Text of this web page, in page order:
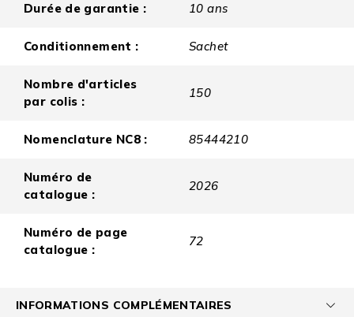
Durée de garantie : 10 ans
Conditionnement : Sachet
Nombre d'articles
par colis :
150
Nomenclature NC8 : 85444210
Numéro de
catalogue :
2026
Numéro de page
catalogue :
72
INFORMATIONS COMPLÉMENTAIRES